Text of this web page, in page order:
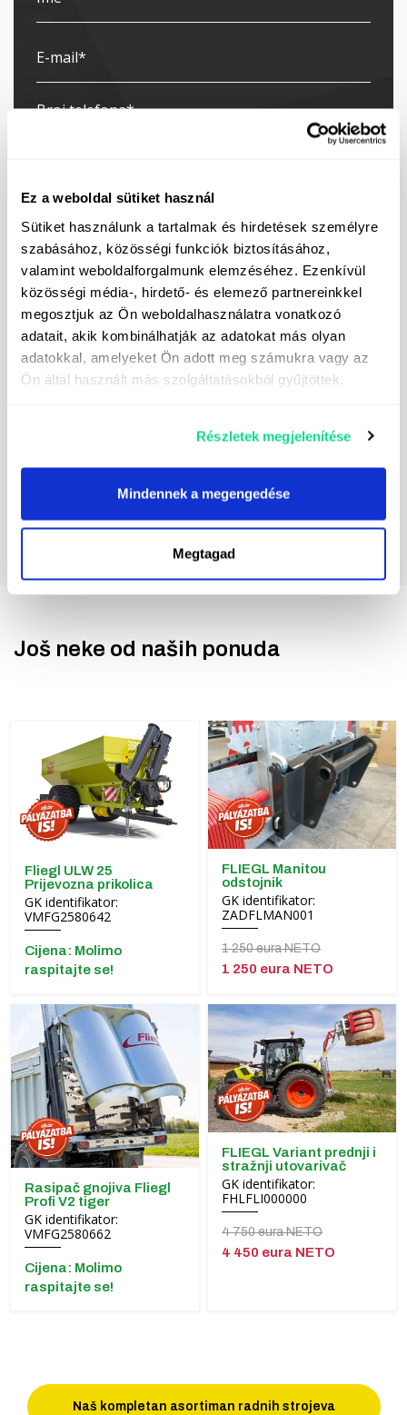
Ez a weboldal sütiket használ
Sütiket használunk a tartalmak és hirdetések személyre
szabásához, közösségi funkciók biztosításához,
valamint weboldalforgalmunk elemzéséhez. Ezenkívül
közösségi média-, hirdető- és elemező partnereinkkel
megosztjuk az Ön weboldalhasználatra vonatkozó
adatait, akik kombinálhatják az adatokat más olyan
adatokkal, amelyeket Ön adott meg számukra vagy az
Ön által használt más szolgáltatásokból gyűjtöttek.
Részletek megjelenítése
Mindennek a megengedése
Megtagad
Pretplaćujem se na newsletter
Dajem suglasnost za obradu mojih podataka u
svrhu slanja elektroničkih poruka izravnog marketinga.
Kontakt podatke voditelja obrade možete pronaći
ovdje .
Još neke od naših ponuda
Fliegl ULW 25
Prijevozna prikolica
GK identifikator:
VMFG2580642
Cijena: Molimo
raspitajte se!
FLIEGL Manitou
odstojnik
GK identifikator:
ZADFLMAN001
1 250 eura NETO
1 250 eura NETO
Rasipač gnojiva Fliegl
Profi V2 tiger
GK identifikator:
VMFG2580662
Cijena: Molimo
raspitajte se!
FLIEGL Variant prednji i
stražnji utovarivač
GK identifikator:
FHLFLI000000
4 750 eura NETO
4 450 eura NETO
Naš kompletan asortiman radnih strojeva